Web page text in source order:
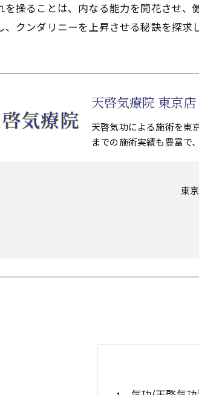
を操ることは、内なる能力を開花させ
、クンダリニーを上昇させる秘訣を探求
天啓気療院 東京店
天啓気功による施術を東
までの施術実績も豊富で
東